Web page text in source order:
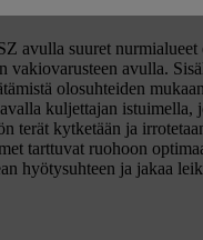
avulla suuret
vakiovarusteen avulla.
olosuhteiden
kuljettajan istuimella,
terät kytketään ja
tarttuvat ruohoon
hyötysuhteen ja jakaa